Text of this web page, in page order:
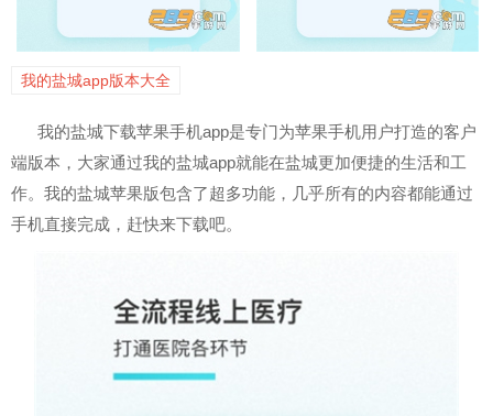
我的盐城app版本大全
我的盐城下载苹果手机app是专门为苹果手机用户打造的客户
端版本，大家通过我的盐城app就能在盐城更加便捷的生活和工
作。我的盐城苹果版包含了超多功能，几乎所有的内容都能通过
手机直接完成，赶快来下载吧。